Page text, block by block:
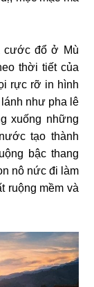
cước đổ ở Mù
thời tiết của
rực rỡ in hình
như pha lê
xuống những
tạo thành
bậc thang
nô nức đi làm
ruộng mềm và